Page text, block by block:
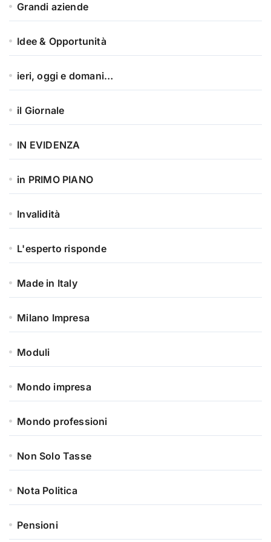
Grandi aziende
Idee & Opportunità
ieri, oggi e domani…
il Giornale
IN EVIDENZA
in PRIMO PIANO
Invalidità
L'esperto risponde
Made in Italy
Milano Impresa
Moduli
Mondo impresa
Mondo professioni
Non Solo Tasse
Nota Politica
Pensioni